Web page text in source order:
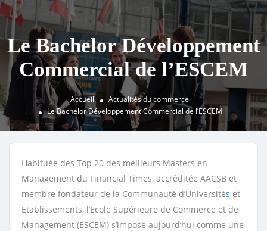
Le Bachelor Développement
Commercial de l’ESCEM
Accueil
Actualités du commerce
Le Bachelor Développement Commercial de l’ESCEM
Habituée des Top 20 des meilleurs Masters en
Management du Financial Times, accréditée AACSB et
membre fondateur de la Communauté d’Universités et
Etablissements, l’Ecole Supérieure de Commerce et de
Management (ESCEM) s’impose aujourd’hui comme une